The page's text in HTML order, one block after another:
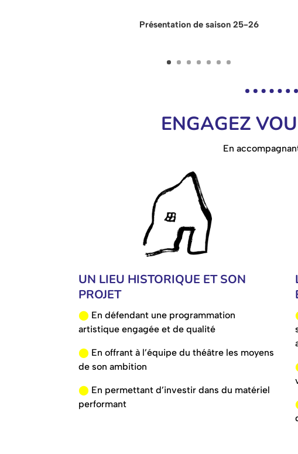
Présentation de saison 25-26
ENGAGEZ
En
UN LIEU HISTORIQUE ET SON
PROJET
⬤ En défendant une programmation
artistique engagée et de qualité
⬤ En offrant à l’équipe du théâtre les moyens
de son ambition
⬤ En permettant d’investir dans du matériel
performant